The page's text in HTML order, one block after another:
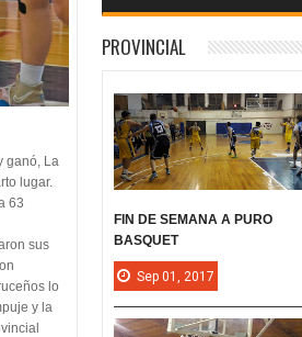
ganó, La
lugar.
63
sus
lo
y la
PROVINCIAL
FIN DE SEMANA A PURO
BASQUET
Sep 01, 2017